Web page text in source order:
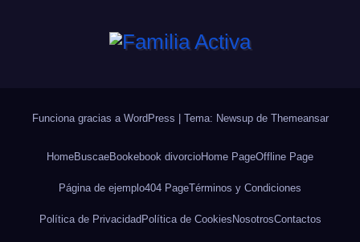
Funciona gracias a WordPress Tema: Newsup de Themeansar
HomeBuscaeBookebook divorcioHome PageOffline Page
Página de ejemplo404 PageTérminos y Condiciones
Política de Privacidad Política de Cookies NosotrosContactos